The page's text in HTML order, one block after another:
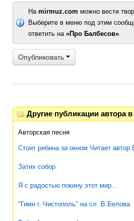
На mirmuz.com можно вести
Выберите в меню под этим
ответить на «Про Балбесов»
Опубликовать
Другие публикации автора
Авторская песня
Стоит рябина за окном Читает
Затих собор
Я с радостью покину этот мир…
"Гимн г. Чистополь" на сл. В.Белова